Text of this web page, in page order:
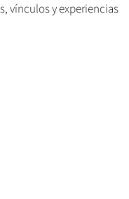
vínculos y experiencias